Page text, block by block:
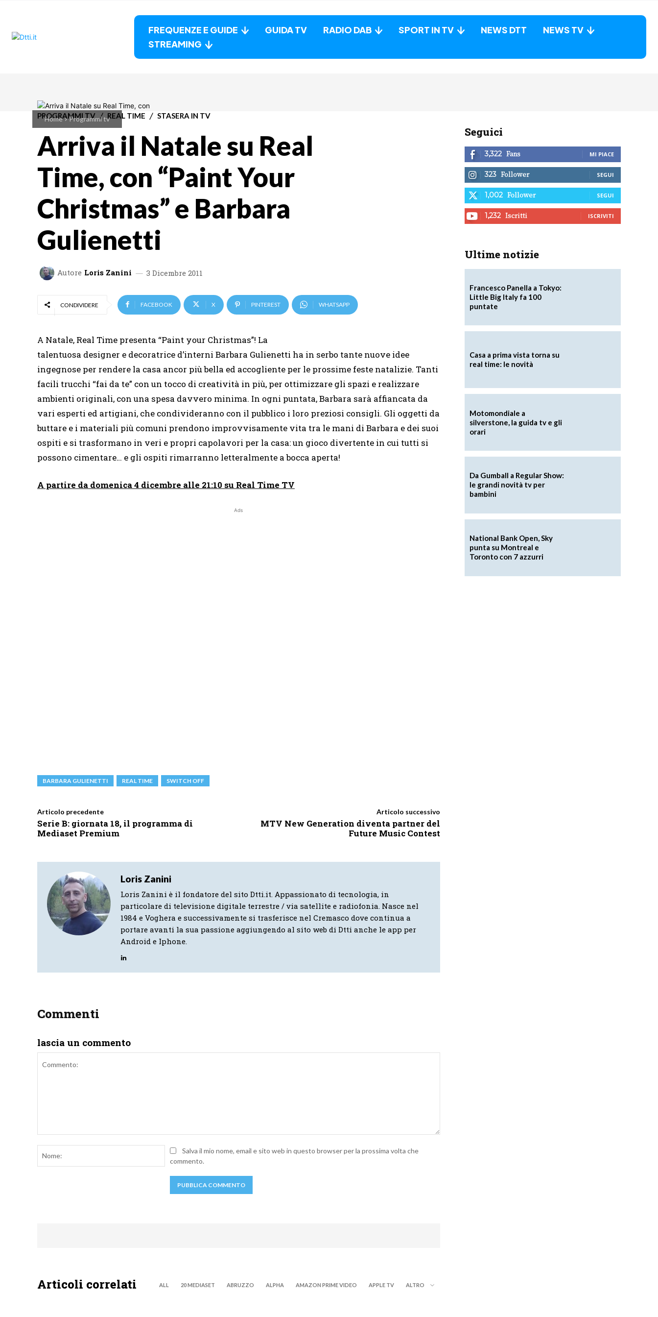
FREQUENZE E GUIDE GUIDA TV RADIO DAB SPORT IN TV NEWS DTT
NEWS TV
STREAMING
Home Programmi tv
PROGRAMMI TV REAL TIME STASERA IN TV
Arriva il Natale su Real
Time, con “Paint Your
Christmas” e Barbara
Gulienetti
Autore Loris Zanini 3 Dicembre 2011
CONDIVIDERE FACEBOOK X PINTEREST WHATSAPP
A Natale, Real Time presenta “Paint your Christmas”! La
talentuosa designer e decoratrice d’interni Barbara Gulienetti ha in serbo tante nuove idee
ingegnose per rendere la casa ancor più bella ed accogliente per le prossime feste natalizie. Tanti
facili trucchi “fai da te” con un tocco di creatività in più, per ottimizzare gli spazi e realizzare
ambienti originali, con una spesa davvero minima. In ogni puntata, Barbara sarà affiancata da
vari esperti ed artigiani, che condivideranno con il pubblico i loro preziosi consigli. Gli oggetti da
buttare e i materiali più comuni prendono improvvisamente vita tra le mani di Barbara e dei suoi
ospiti e si trasformano in veri e propri capolavori per la casa: un gioco divertente in cui tutti si
possono cimentare… e gli ospiti rimarranno letteralmente a bocca aperta!
A partire da domenica 4 dicembre alle 21:10 su Real Time TV
Ads
BARBARA GULIENETTI REAL TIME SWITCH OFF
Articolo precedente
Serie B: giornata 18, il programma di
Mediaset Premium
Articolo successivo
MTV New Generation diventa partner del
Future Music Contest
Loris Zanini
Loris Zanini è il fondatore del sito Dtti.it. Appassionato di tecnologia, in
particolare di televisione digitale terrestre / via satellite e radiofonia. Nasce nel
1984 e Voghera e successivamente si trasferisce nel Cremasco dove continua a
portare avanti la sua passione aggiungendo al sito web di Dtti anche le app per
Android e Iphone.
Commenti
lascia un commento
Nome:Salva il mio nome, email e sito web in questo browser per la prossima volta che
commento.
Articoli correlati ALL 20 MEDIASET ABRUZZO ALPHA AMAZON PRIME VIDEO APPLE TV ALTRO
Seguici
3,322 Fans MI PIACE
323 Follower SEGUI
1,002 Follower SEGUI
1,232 Iscritti ISCRIVITI
Ultime notizie
Francesco Panella a Tokyo:
Little Big Italy fa 100
puntate
Casa a prima vista torna su
real time: le novità
Motomondiale a
silverstone, la guida tv e gli
orari
Da Gumball a Regular Show:
le grandi novità tv per
bambini
National Bank Open, Sky
punta su Montreal e
Toronto con 7 azzurri